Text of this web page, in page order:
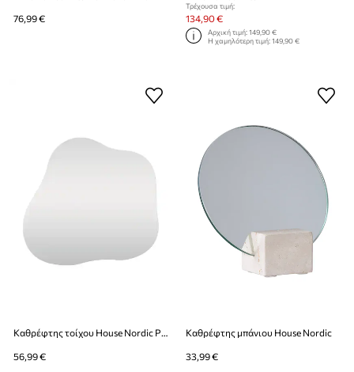
76,99 €
Τρέχουσα τιμή:
134,90 €
Αρχική τιμή:149,90 €
Η χαμηλότερη τιμή:149,90 €
Καθρέφτης τοίχου House Nordic Palermo
56,99 €
Καθρέφτης μπάνιου House Nordic
33,99 €